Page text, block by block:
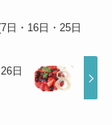
日・16日・25日
日